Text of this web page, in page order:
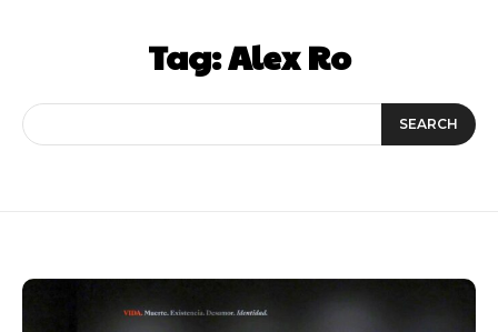
Tag:Alex Ro
SEARCH